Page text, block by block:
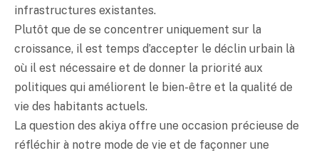
infrastructures existantes.
Plutôt que de se concentrer uniquement sur la
croissance, il est temps d’accepter le déclin urbain là
où il est nécessaire et de donner la priorité aux
politiques qui améliorent le bien-être et la qualité de
vie des habitants actuels.
La question des akiya offre une occasion précieuse de
réfléchir à notre mode de vie et de façonner une